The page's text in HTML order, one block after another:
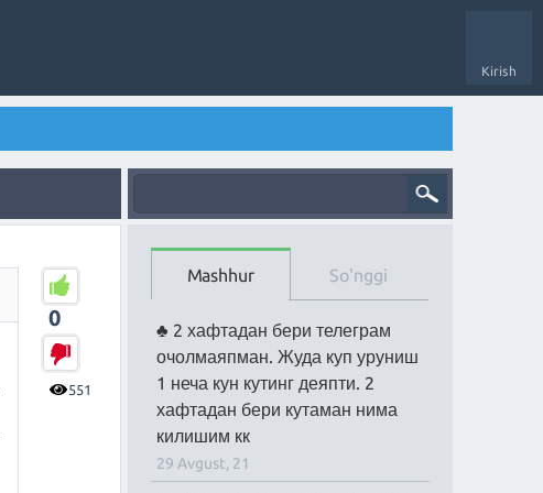
Kirish
0
551
Mashhur So'nggi
2 хафтадан бери телеграм
очолмаяпман. Жуда куп уруниш
1 неча кун кутинг деяпти. 2
хафтадан бери кутаман нима
килишим кк
29 Avgust, 21